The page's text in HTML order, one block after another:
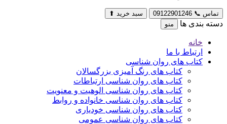
تماس 📞
09122901246 سبد خرید ⬆
دسته بندی ها منو
خانه
ارتباط با ما
کتاب های روان شناسی
کتاب های رنگ آمیزی بزرگسالان
کتاب های روان شناسی ارتباطات
کتاب های روان شناسی الوهیت و معنویت
کتاب های روان شناسی خانواده و روابط
کتاب های روان شناسی خودیاری
کتاب های روان شناسی عمومی